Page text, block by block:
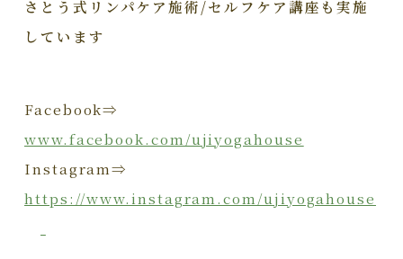
さとう式リンパケア施術/セルフケア講座も実施
しています
Facebook⇒
www.facebook.com/ujiyogahouse
Instagram⇒
https://www.instagram.com/ujiyogahouse